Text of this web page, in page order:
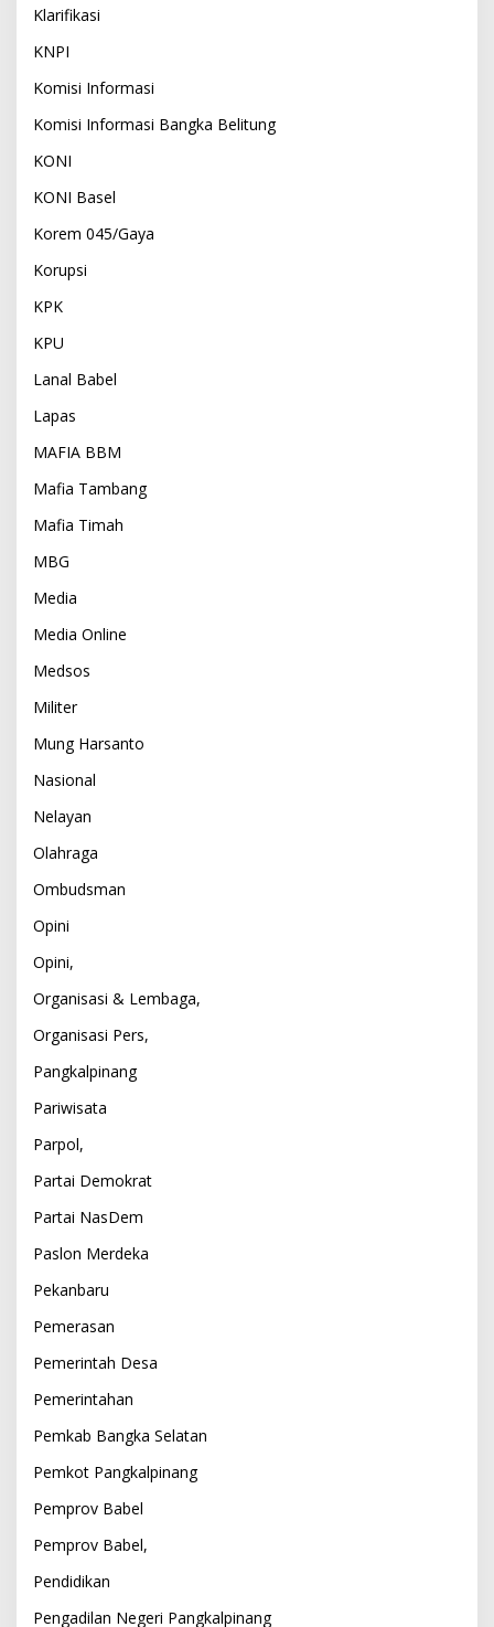
Klarifikasi
KNPI
Komisi Informasi
Komisi Informasi Bangka Belitung
KONI
KONI Basel
Korem 045/Gaya
Korupsi
KPK
KPU
Lanal Babel
Lapas
MAFIA BBM
Mafia Tambang
Mafia Timah
MBG
Media
Media Online
Medsos
Militer
Mung Harsanto
Nasional
Nelayan
Olahraga
Ombudsman
Opini
Opini,
Organisasi & Lembaga,
Organisasi Pers,
Pangkalpinang
Pariwisata
Parpol,
Partai Demokrat
Partai NasDem
Paslon Merdeka
Pekanbaru
Pemerasan
Pemerintah Desa
Pemerintahan
Pemkab Bangka Selatan
Pemkot Pangkalpinang
Pemprov Babel
Pemprov Babel,
Pendidikan
Pengadilan Negeri Pangkalpinang